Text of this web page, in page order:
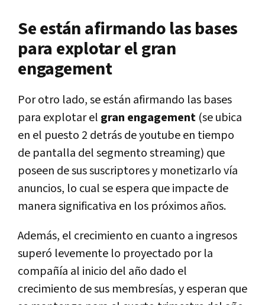
Se están afirmando las bases
para explotar elgran
engagement
Por otro lado, se están afirmando las bases
para explotar el gran engagement (se ubica
en el puesto 2 detrás de youtube en tiempo
de pantalla del segmento streaming) que
poseen de sus suscriptores y monetizarlo vía
anuncios, lo cual se espera que impacte de
manera significativa en los próximos años.
Además, el crecimiento en cuanto a ingresos
superó levemente lo proyectado por la
compañía al inicio del año dado el
crecimiento de sus membresías, y esperan que